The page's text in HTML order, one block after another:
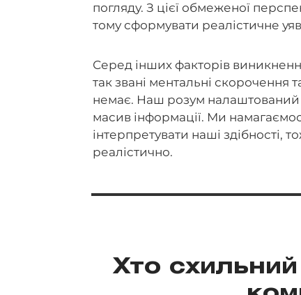
погляду. З цієї обмеженої
тому сформувати реалістичне
Серед інших факторів
так звані ментальні скорочення
немає. Наш розум
масив інформації. Ми
інтерпретувати наші здібності,
реалістично.
Хто